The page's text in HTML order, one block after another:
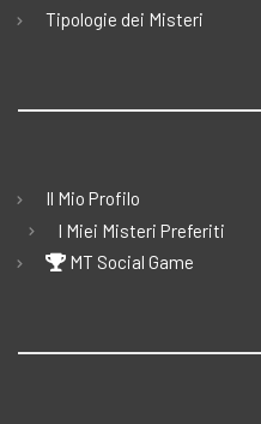
Tipologie dei Misteri
Il Mio Profilo
I Miei Misteri Preferiti
MT Social Game